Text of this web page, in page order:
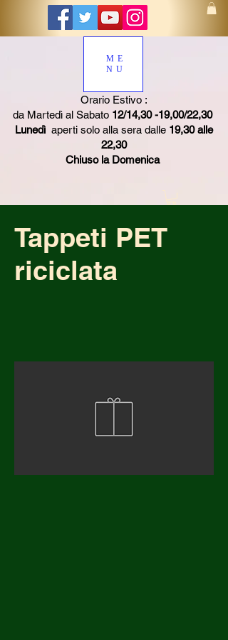
ME
NU
Orario Estivo :
da Martedì al Sabato 12/14,30 -19,00/22,30
Lunedì aperti solo alla sera dalle 19,30 alle
22,30
Chiuso la Domenica
Tappeti PET
riciclata